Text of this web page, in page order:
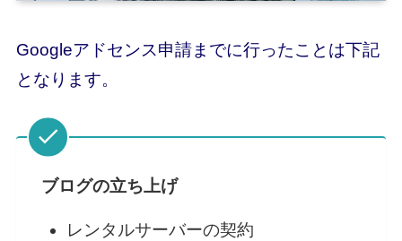
Googleアドセンス申請までに行ったことは下記
となります。
ブログの立ち上げ
レンタルサーバーの契約